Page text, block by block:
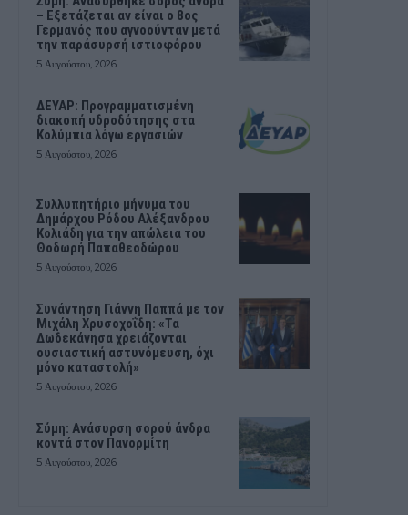
– Εξετάζεται αν είναι ο 8ος
Γερμανός που αγνοούνταν μετά
την παράσυρσή ιστιοφόρου
5 Αυγούστου, 2026
ΔΕΥΑΡ: Προγραμματισμένη
διακοπή υδροδότησης στα
Κολύμπια λόγω εργασιών
5 Αυγούστου, 2026
Συλλυπητήριο μήνυμα του
Δημάρχου Ρόδου Αλέξανδρου
Κολιάδη για την απώλεια του
Θοδωρή Παπαθεοδώρου
5 Αυγούστου, 2026
Συνάντηση Γιάννη Παππά με τον
Μιχάλη Χρυσοχοΐδη: «Τα
Δωδεκάνησα χρειάζονται
ουσιαστική αστυνόμευση, όχι
μόνο καταστολή»
5 Αυγούστου, 2026
Σύμη: Ανάσυρση σορού άνδρα
κοντά στον Πανορμίτη
5 Αυγούστου, 2026